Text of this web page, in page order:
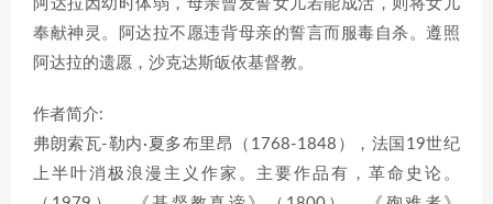
阿达拉因幼时体弱，母亲曾发誓女儿若能成活，则将女儿
奉献神灵。阿达拉不愿违背母亲的誓言而服毒自杀。遵照
阿达拉的遗愿，沙克达斯皈依基督教。
作者简介:
弗朗索瓦-勒内·夏多布里昂（1768-1848），法国19世纪
上半叶消极浪漫主义作家。主要作品有，革命史论。